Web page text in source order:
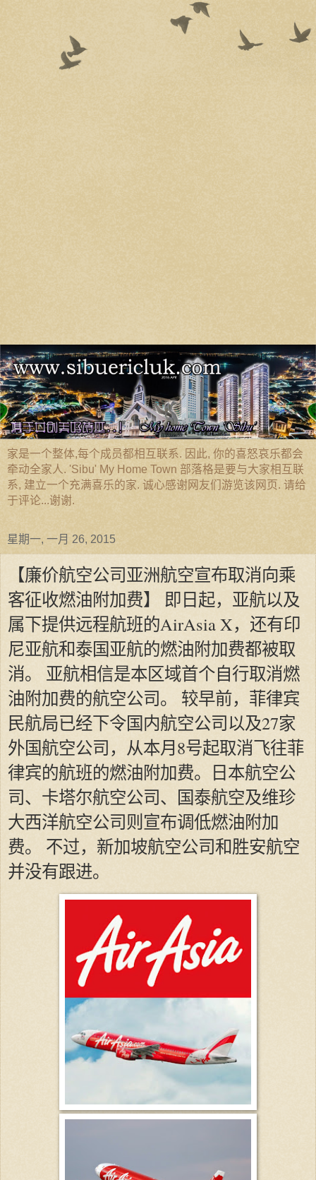
家是一个整体,每个成员都相互联系. 因此, 你的喜怒哀乐都会
牵动全家人. 'Sibu' My Home Town 部落格是要与大家相互联
系, 建立一个充满喜乐的家. 诚心感谢网友们游览该网页. 请给
于评论...谢谢.
星期一, 一月 26, 2015
【廉价航空公司亚洲航空宣布取消向乘
客征收燃油附加费】 即日起，亚航以及
属下提供远程航班的AirAsia X，还有印
尼亚航和泰国亚航的燃油附加费都被取
消。 亚航相信是本区域首个自行取消燃
油附加费的航空公司。 较早前，菲律宾
民航局已经下令国内航空公司以及27家
外国航空公司，从本月8号起取消飞往菲
律宾的航班的燃油附加费。日本航空公
司、卡塔尔航空公司、国泰航空及维珍
大西洋航空公司则宣布调低燃油附加
费。 不过，新加坡航空公司和胜安航空
并没有跟进。